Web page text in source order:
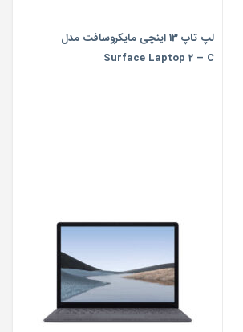
لپ تاپ 13 اینچی مایکروسافت مدل
Surface Laptop 2 – C